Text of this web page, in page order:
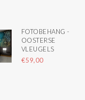
FOTOBEHANG -
OOSTERSE
VLEUGELS
€59,00